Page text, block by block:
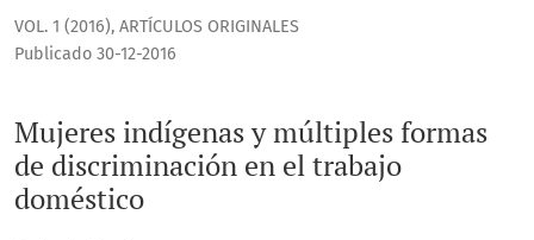
VOL. 1 (2016), ARTÍCULOS ORIGINALES
Mujeres indígenas y múltiples formas
de discriminación en el trabajo
doméstico
Publicado 30-12-2016